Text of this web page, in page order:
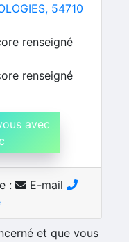
54710
renseigné
renseigné
avec
:
E-mail
et que vous